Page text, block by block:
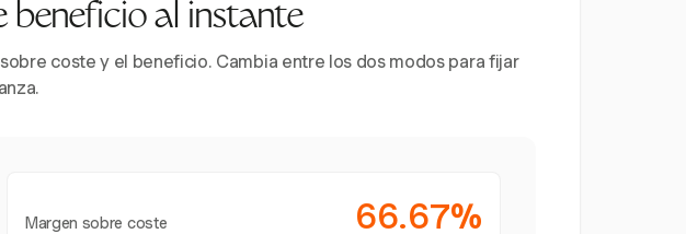
beneficio al instante
coste y el beneficio. Cambia entre los dos modos para fijar
Margen sobre coste 66.67%